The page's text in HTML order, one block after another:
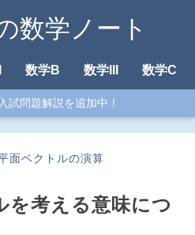
数学ノート
数学B 数学III 数学C
試問題解説を追加中！
面ベクトルの演算
を考える意味につ